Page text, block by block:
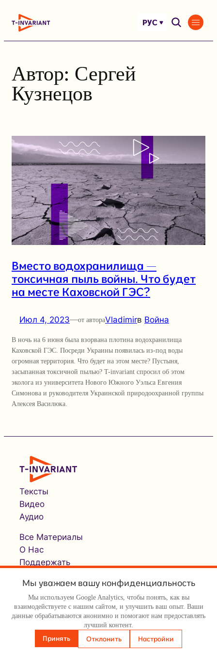
РУС
Автор: Сергей
Кузнецов
Вместо водохранилища —
токсичная пыль войны. Что будет
на месте Каховской ГЭС?
Июл 4, 2023—от автораVladimirв Война
В ночь на 6 июня была взорвана плотина водохранилища
Каховской ГЭС. Посреди Украины появилась из-под воды
огромная территория. Что будет на этом месте? Пустыня,
засыпанная токсичной пылью? T-invariant спросил об этом
эколога из университета Нового Южного Уэльса Евгения
Симонова и руководителя Украинской природоохранной группы
Алексея Василюка.
Тексты
Видео
Аудио
Все Материалы
О Нас
Поддержать
© Т-инвариант / T-invariant, 2026
Мы уважаем вашу конфиденциальность
Мы используем Google Analytics, чтобы понять, как вы
взаимодействуете с нашим сайтом, и улучшить ваш опыт. Ваши
данные обрабатываются анонимно и помогают нам предоставлять
лучший контент.
Принять Отклонить Настройки